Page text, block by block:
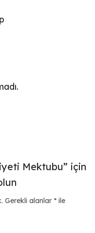
Mektubu” için
Gerekli alanlar * ile